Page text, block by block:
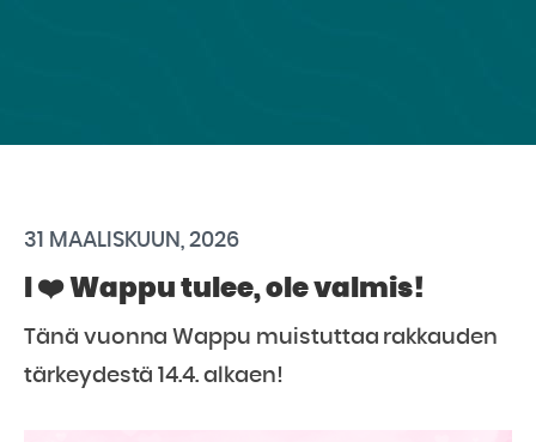
31 MAALISKUUN, 2026
I ❤️ Wappu tulee, ole valmis!
Tänä vuonna Wappu muistuttaa rakkauden
tärkeydestä 14.4. alkaen!